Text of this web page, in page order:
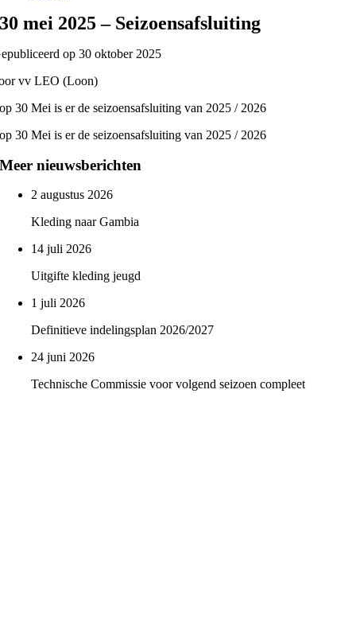
30 mei 2025 – Seizoensafsluiting
op 30 oktober 2025
vv LEO (Loon)
op 30 Mei is er de seizoensafsluiting van 2025 / 2026
op 30 Mei is er de seizoensafsluiting van 2025 / 2026
Meer nieuwsberichten
2 augustus 2026
Kleding naar Gambia
14 juli 2026
Uitgifte kleding jeugd
1 juli 2026
Definitieve indelingsplan 2026/2027
24 juni 2026
Technische Commissie voor volgend seizoen compleet